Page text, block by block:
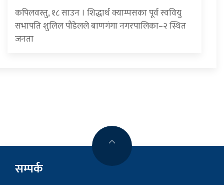
कपिलवस्तु, १८ साउन । शिद्धार्थ क्याम्पसका पूर्व स्ववियु
सभापति शुलिल पौडेलले बाणगंगा नगरपालिका–२ स्थित
जनता
सम्पर्क